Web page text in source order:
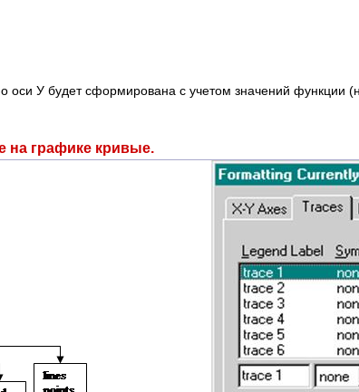
У будет сформирована с учетом значений функции
на графике кривые.